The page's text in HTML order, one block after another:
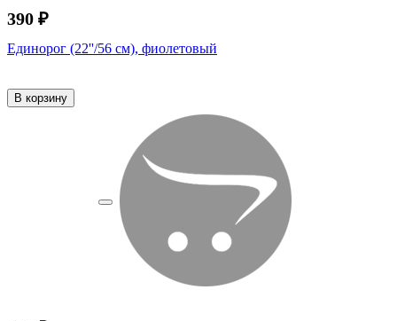
390 ₽
Единорог (22''/56 см), фиолетовый
В корзину